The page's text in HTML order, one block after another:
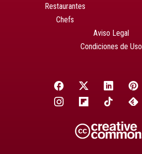
Restaurantes
Chefs
Aviso Legal
Condiciones de Uso